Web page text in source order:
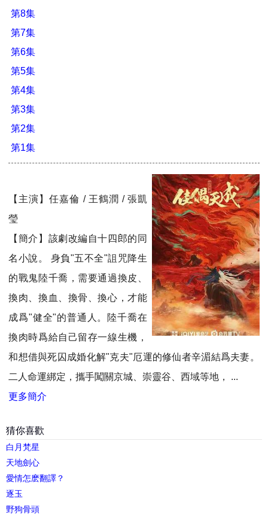
第8集
第7集
第6集
第5集
第4集
第3集
第2集
第1集
【主演】任嘉倫 / 王鶴潤 / 張凱
瑩
【簡介】該劇改編自十四郎的同
名小說。 身負"五不全"詛咒降生
的戰鬼陸千喬，需要通過換皮、
換肉、換血、換骨、換心，才能
成爲"健全"的普通人。陸千喬在
換肉時爲給自己留存一線生機，
和想借與死囚成婚化解"克夫"厄運的修仙者辛湄結爲夫妻。
二人命運綁定，攜手闖關京城、崇靈谷、西域等地， ...
更多簡介
猜你喜歡
白月梵星
天地劍心
愛情怎麽翻譯？
逐玉
野狗骨頭